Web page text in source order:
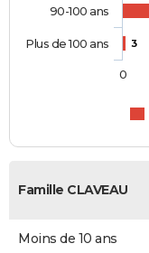
3
90-100 ans
Plus de 100 ans
0
Famille CLAVEAU
Moins de 10 ans